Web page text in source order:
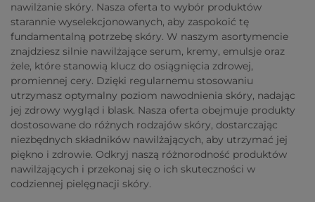
nawilżanie skóry. Nasza oferta to wybór produktów
starannie wyselekcjonowanych, aby zaspokoić tę
fundamentalną potrzebę skóry. W naszym asortymencie
znajdziesz silnie nawilżające serum, kremy, emulsje oraz
żele, które stanowią klucz do osiągnięcia zdrowej,
promiennej cery. Dzięki regularnemu stosowaniu
utrzymasz optymalny poziom nawodnienia skóry, nadając
jej zdrowy wygląd i blask. Nasza oferta obejmuje produkty
dostosowane do różnych rodzajów skóry, dostarczając
niezbędnych składników nawilżających, aby utrzymać jej
piękno i zdrowie. Odkryj naszą różnorodność produktów
nawilżających i przekonaj się o ich skuteczności w
codziennej pielęgnacji skóry.